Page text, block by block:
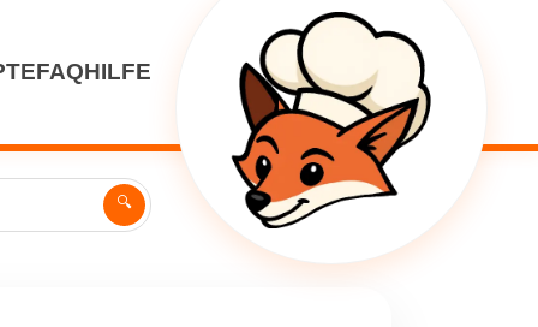
FAQHILFE
🔍